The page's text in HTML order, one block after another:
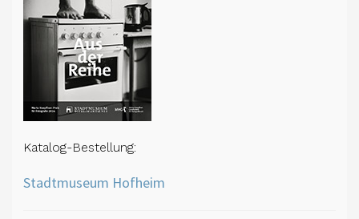
Katalog-Bestellung:
Stadtmuseum Hofheim